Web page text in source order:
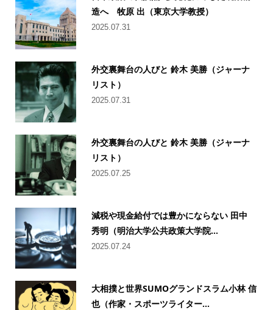
造へ 牧原 出（東京大学教授）
2025.07.31
外交裏舞台の人びと 鈴木 美勝（ジャーナ
リスト）
2025.07.31
外交裏舞台の人びと 鈴木 美勝（ジャーナ
リスト）
2025.07.25
減税や現金給付では豊かにならない 田中
秀明（明治大学公共政策大学院...
2025.07.24
大相撲と世界SUMOグランドスラム小林 信
也（作家・スポーツライター...